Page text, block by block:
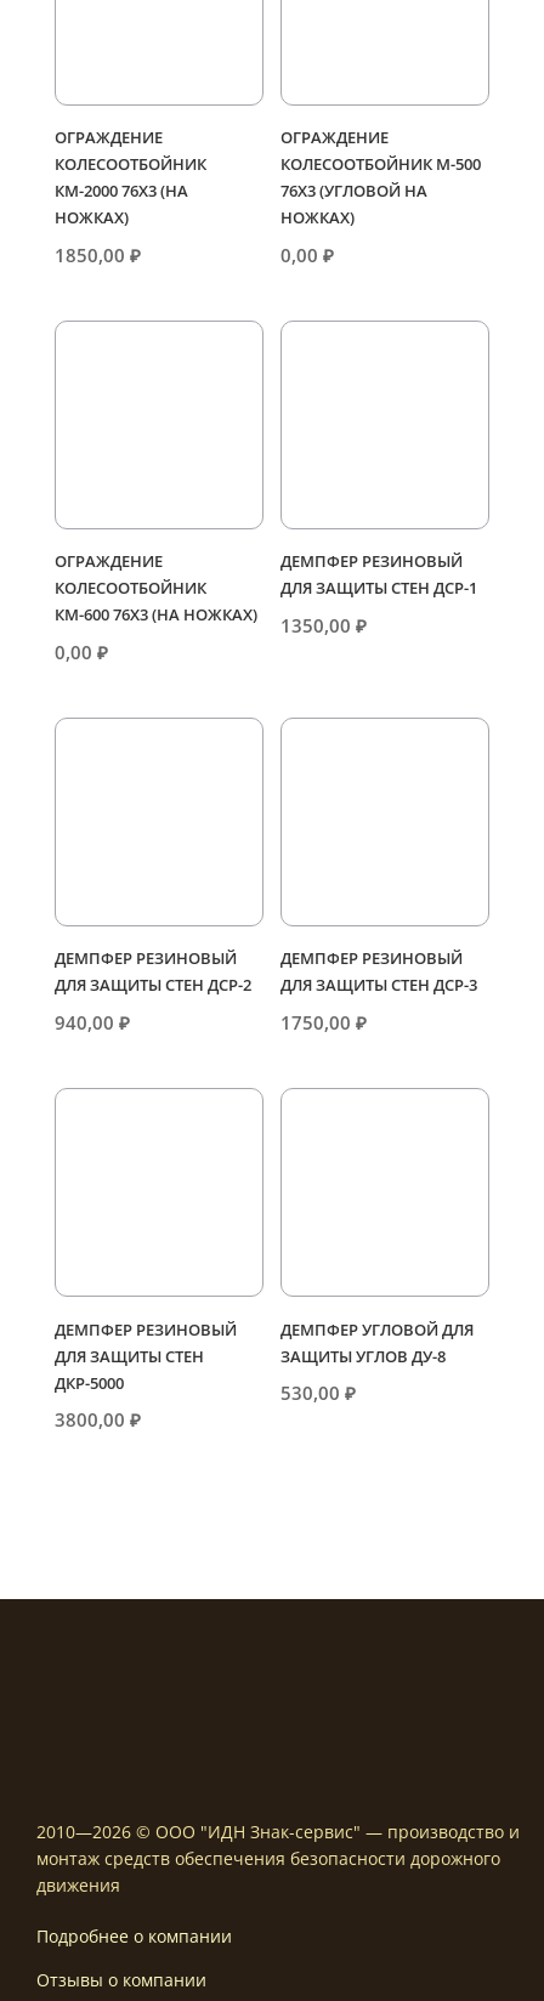
ОГРАЖДЕНИЕ
КОЛЕСООТБОЙНИК
КМ-2000 76Х3 (НА
НОЖКАХ)
1850,00 ₽
ОГРАЖДЕНИЕ
КОЛЕСООТБОЙНИК М-500
76Х3 (УГЛОВОЙ НА
НОЖКАХ)
0,00₽
ОГРАЖДЕНИЕ
КОЛЕСООТБОЙНИК
КМ-600 76Х3 (НА НОЖКАХ)
0,00 ₽
ДЕМПФЕР РЕЗИНОВЫЙ
ДЛЯ ЗАЩИТЫ СТЕН ДСР-1
1350,00₽
ДЕМПФЕР РЕЗИНОВЫЙ
ДЛЯ ЗАЩИТЫ СТЕН ДСР-2
940,00 ₽
ДЕМПФЕР РЕЗИНОВЫЙ
ДЛЯ ЗАЩИТЫ СТЕН ДСР-3
1750,00₽
ДЕМПФЕР РЕЗИНОВЫЙ
ДЛЯ ЗАЩИТЫ СТЕН
ДКР-5000
3800,00 ₽
ДЕМПФЕР УГЛОВОЙ ДЛЯ
ЗАЩИТЫ УГЛОВ ДУ-8
530,00₽
2010—2026 © ООО "ИДН Знак-сервис" — производство и
монтаж средств обеспечения безопасности дорожного
движения
Подробнее о компании
Отзывы о компании